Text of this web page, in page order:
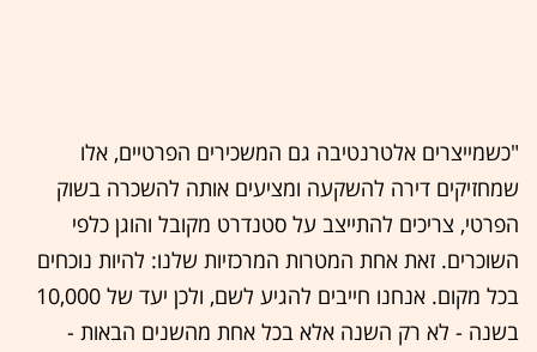
"כשמייצרים אלטרנטיבה גם המשכירים הפרטיים, אלו
שמחזיקים דירה להשקעה ומציעים אותה להשכרה בשוק
הפרטי, צריכים להתייצב על סטנדרט מקובל והוגן כלפי
השוכרים. זאת אחת המטרות המרכזיות שלנו: להיות נוכחים
בכל מקום. אנחנו חייבים להגיע לשם, ולכן יעד של 10,000
בשנה - לא רק השנה אלא בכל אחת מהשנים הבאות -